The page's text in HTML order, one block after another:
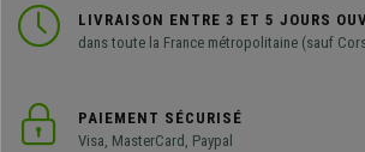
LIVRAISON ENTRE 3 ET 5 JOURS
dans toute la France métropolitaine (sauf
PAIEMENT SÉCURISÉ
Visa, MasterCard, Paypal